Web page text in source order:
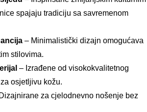
spajaju tradiciju sa savremenom
– Minimalistički dizajn omogućava
stilovima.
– Izrađene od visokokvalitetnog
osjetljivu kožu.
za cjelodnevno nošenje bez